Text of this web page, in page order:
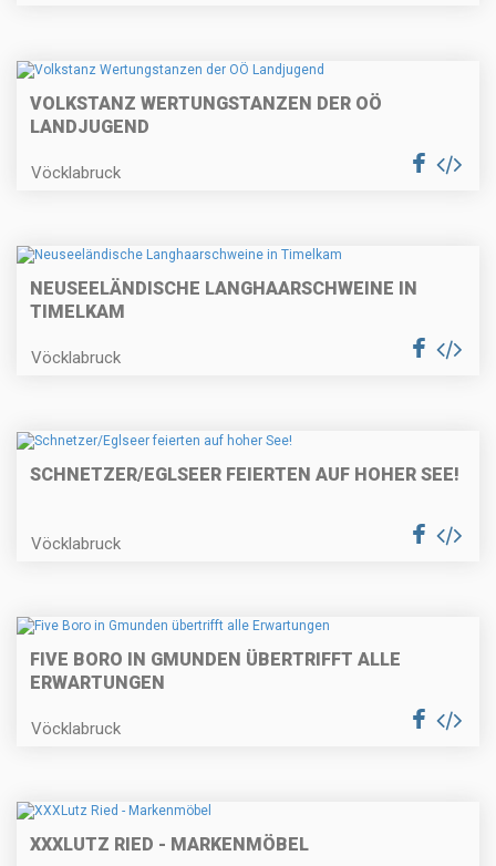
VOLKSTANZ WERTUNGSTANZEN DER OÖ
LANDJUGEND
Vöcklabruck
NEUSEELÄNDISCHE LANGHAARSCHWEINE IN
TIMELKAM
Vöcklabruck
SCHNETZER/EGLSEER FEIERTEN AUF HOHER SEE!
Vöcklabruck
FIVE BORO IN GMUNDEN ÜBERTRIFFT ALLE
ERWARTUNGEN
Vöcklabruck
XXXLUTZ RIED - MARKENMÖBEL